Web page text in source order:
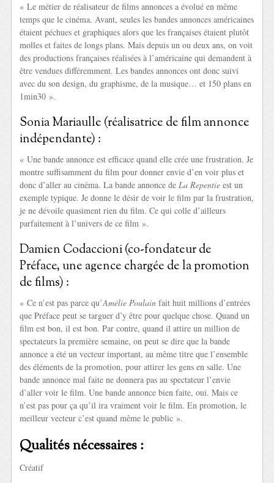
« Le métier de réalisateur de films annonces a évolué en même
temps que le cinéma. Avant, seules les bandes annonces américaines
étaient péchues et graphiques alors que les françaises étaient plutôt
molles et faites de longs plans. Mais depuis un ou deux ans, on voit
des productions françaises réalisées à l’américaine qui demandent à
être vendues différemment. Les bandes annonces ont donc suivi
avec du son design, du graphisme, de la musique… et 150 plans en
1min30 ».
Sonia Mariaulle (réalisatrice de film annonce
indépendante) :
« Une bande annonce est efficace quand elle crée une frustration. Je
montre suffisamment du film pour donner envie d’en voir plus et
donc d’aller au cinéma. La bande annonce deLa Repentie est un
exemple typique. Je donne le désir de voir le film par la frustration,
je ne dévoile quasiment rien du film. Ce qui colle d’ailleurs
parfaitement à l’univers de ce film ».
Damien Codaccioni (co-fondateur de
Préface, une agence chargée de la promotion
de films) :
« Ce n’est pas parce qu’Amélie Poulainfait huit millions d’entrées
que Préface peut se targuer d’y être pour quelque chose. Quand un
film est bon, il est bon. Par contre, quand il attire un million de
spectateurs la première semaine, on peut se dire que la bande
annonce a été un vecteur important, au même titre que l’ensemble
des éléments de la promotion, pour attirer les gens en salle. Une
bande annonce mal faite ne donnera pas au spectateur l’envie
d’aller voir le film. Une bande annonce bien faite, oui. Mais ce
n’est pas pour ça qu’il ira vraiment voir le film. En promotion, le
meilleur vecteur c’est quand même le public ».
Qualités nécessaires :
Créatif